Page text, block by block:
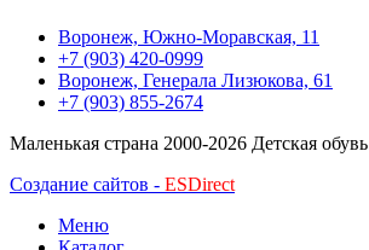
Воронеж, Южно-Моравская, 11
+7 (903) 420-0999
Воронеж, Генерала Лизюкова, 61
+7 (903) 855-2674
Маленькая страна 2000-2026 Детская обувь
Создание сайтов - ESDirect
Меню